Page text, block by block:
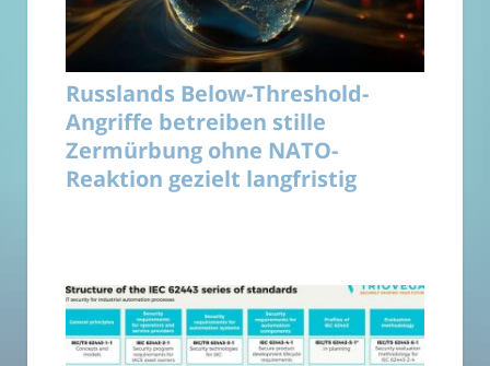
Russlands Below-Threshold-
Angriffe betreiben stille
Zermürbung ohne NATO-
Reaktion gezielt langfristig